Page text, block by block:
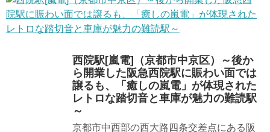
西院駅[嵐電]（京都市中京区）～後か
ら開業した阪急西院駅に賑わい面では
譲るも、「癒しの嵐電」が体現された
レトロな踏切音と車庫が魅力の難読駅
～
京都市中西部の西大路四条交差点にある阪